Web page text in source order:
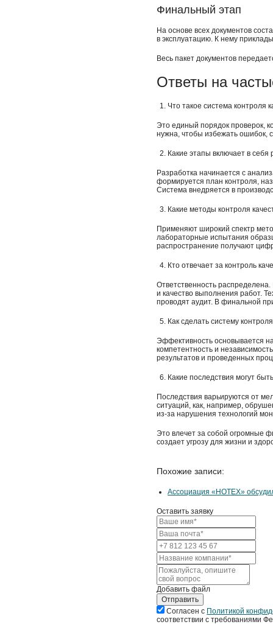
Финальный этап
На основе всех документов
в эксплуатацию. К нему
Весь пакет документов
Ответы на
Что такое система контроля
Это единый порядок проверок,
нужна, чтобы избежать ошибок,
Какие этапы включает в себя
Разработка начинается с
формируется план контроля,
Система внедряется в
Какие методы контроля
Применяют широкий спектр
лабораторные испытания
распространение получают
Кто отвечает за контроль
Ответственность
и качество выполнения работ.
проводят аудит. В финальной
Как сделать систему
Эффективность основывается
компетентность и
результатов и проведенных
Какие последствия могут
Последствия варьируются от
ситуаций, как, например,
из-за нарушения технологий
Это влечет за собой огромные
создает угрозу для жизни и
Похожие записи:
Ассоциация «НОТЕХ»
Оставить заявку
Добавить файл
Отправить
Согласен с Политикой
соответствии с требованиями